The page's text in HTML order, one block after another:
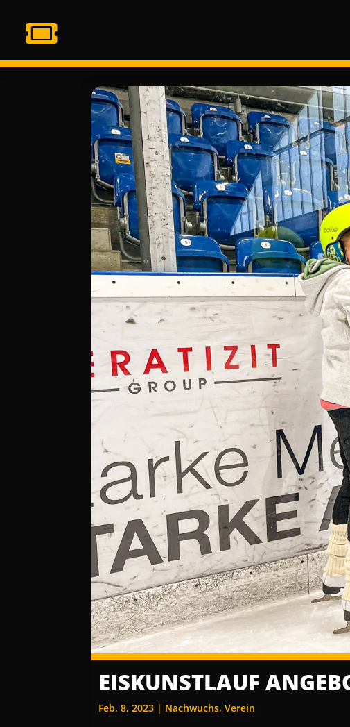
EISKUNSTLAUF
Feb. 8, 2023 | Nachwuchs, Verein